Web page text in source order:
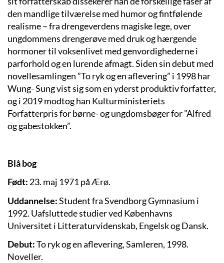
den mandlige tilværelse med humor og fintfølende
realisme – fra drengeverdens magiske lege, over
ungdommens drengerøve med druk og hærgende
hormoner til voksenlivet med genvordighederne i
parforhold og en lurende afmagt. Siden sin debut med
novellesamlingen ”To ryk og en aflevering” i 1998 har
Wung- Sung vist sig som en yderst produktiv forfatter,
ogi 2019 modtog han Kulturministeriets
Forfatterpris for børne- og ungdomsbøger for ”Alfred
og gabestokken”.
Blå bog
Født: 23. maj 1971 på Ærø.
Uddannelse:Student fra Svendborg Gymnasium i
1992. Uafsluttede studier ved Københavns
Universitet i Litteraturvidenskab, Engelsk og Dansk.
Debut:To ryk og en aflevering, Samleren, 1998.
Noveller.